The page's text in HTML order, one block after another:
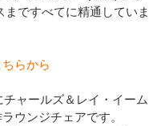
ですべてに精通していま
らから
ャールズ＆レイ・イーム
ウンジチェアです。